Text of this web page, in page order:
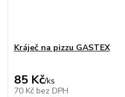
Kráječ na pizzu GASTEX
85 Kč/ks
70 Kč bez DPH